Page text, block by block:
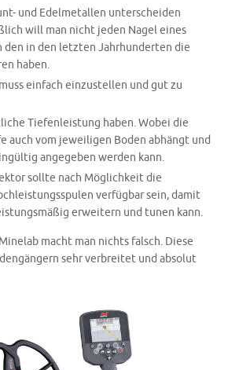
und Edelmetallen unterscheiden
will man nicht jeden Nagel eines
den in den letzten Jahrhunderten die
haben.
einfach einzustellen und gut zu
Tiefenleistung haben. Wobei die
auch vom jeweiligen Boden abhängt und
angegeben werden kann.
sollte nach Möglichkeit die
verfügbar sein, damit
erweitern und tunen kann.
macht man nichts falsch. Diese
sehr verbreitet und absolut